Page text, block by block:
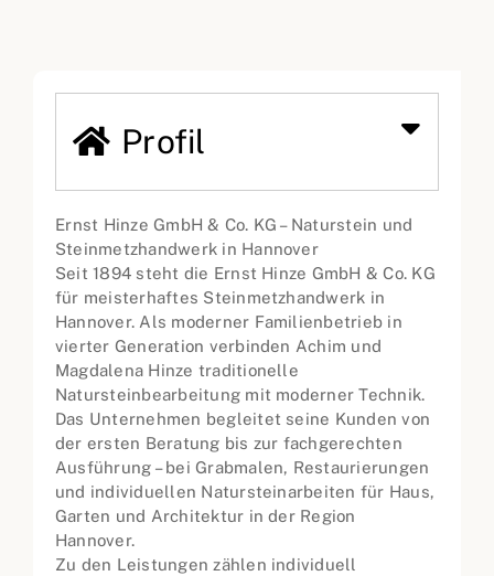
Profil
Ernst Hinze GmbH & Co. KG – Naturstein und
Steinmetzhandwerk in Hannover
Seit 1894 steht die Ernst Hinze GmbH & Co. KG
für meisterhaftes Steinmetzhandwerk in
Hannover. Als moderner Familienbetrieb in
vierter Generation verbinden Achim und
Magdalena Hinze traditionelle
Natursteinbearbeitung mit moderner Technik.
Das Unternehmen begleitet seine Kunden von
der ersten Beratung bis zur fachgerechten
Ausführung – bei Grabmalen, Restaurierungen
und individuellen Natursteinarbeiten für Haus,
Garten und Architektur in der Region
Hannover.
Zu den Leistungen zählen individuell